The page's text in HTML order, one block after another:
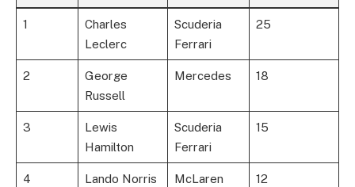
1
Charles
Leclerc
Scuderia
Ferrari
25
2
George
Russell
Mercedes 18
3
Lewis
Hamilton
Scuderia
Ferrari
15
4 Lando Norris McLaren 12